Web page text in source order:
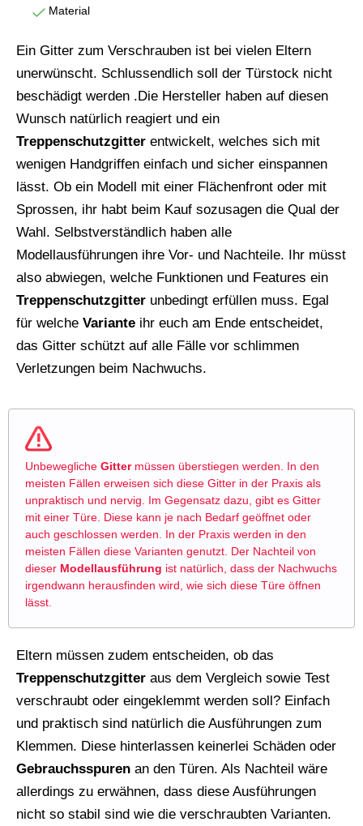
Material
Ein Gitter zum Verschrauben ist bei vielen Eltern
unerwünscht. Schlussendlich soll der Türstock nicht
beschädigt werden .Die Hersteller haben auf diesen
Wunsch natürlich reagiert und ein
Treppenschutzgitter entwickelt, welches sich mit
wenigen Handgriffen einfach und sicher einspannen
lässt. Ob ein Modell mit einer Flächenfront oder mit
Sprossen, ihr habt beim Kauf sozusagen die Qual der
Wahl. Selbstverständlich haben alle
Modellausführungen ihre Vor- und Nachteile. Ihr müsst
also abwiegen, welche Funktionen und Features ein
Treppenschutzgitter unbedingt erfüllen muss. Egal
für welche Variante ihr euch am Ende entscheidet,
das Gitter schützt auf alle Fälle vor schlimmen
Verletzungen beim Nachwuchs.
Unbewegliche Gittermüssen überstiegen werden. In den
meisten Fällen erweisen sich diese Gitter in der Praxis als
unpraktisch und nervig. Im Gegensatz dazu, gibt es Gitter
mit einer Türe. Diese kann je nach Bedarf geöffnet oder
auch geschlossen werden. In der Praxis werden in den
meisten Fällen diese Varianten genutzt. Der Nachteil von
dieser Modellausführung ist natürlich, dass der Nachwuchs
irgendwann herausfinden wird, wie sich diese Türe öffnen
lässt.
Eltern müssen zudem entscheiden, ob das
Treppenschutzgitter aus dem Vergleich sowie Test
verschraubt oder eingeklemmt werden soll? Einfach
und praktisch sind natürlich die Ausführungen zum
Klemmen. Diese hinterlassen keinerlei Schäden oder
Gebrauchsspuren an den Türen. Als Nachteil wäre
allerdings zu erwähnen, dass diese Ausführungen
nicht so stabil sind wie die verschraubten Varianten.